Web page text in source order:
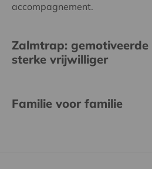
accompagnement.
Zalmtrap:
sterke vrijwilliger
Familie voor familie